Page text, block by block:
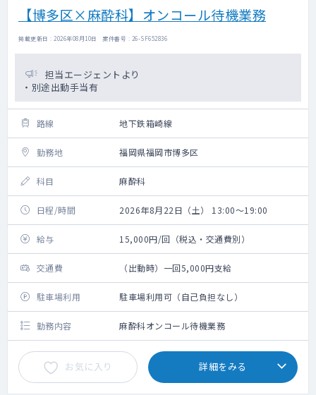
【博多区×麻酔科】オンコール待機業務
掲載更新日 : 2026年08月10日 案件番号 : 26-SF652836
担当エージェントより
・別途出動手当有
路線 地下鉄箱崎線
勤務地 福岡県福岡市博多区
科目 麻酔科
日程/時間 2026年8月22日（土） 13:00～19:00
給与 15,000円/回（税込・交通費別）
交通費 （出動時）一回5,000円支給
駐車場利用 駐車場利用可（自己負担なし）
勤務内容 麻酔科オンコール待機業務
お気に入り 詳細をみる